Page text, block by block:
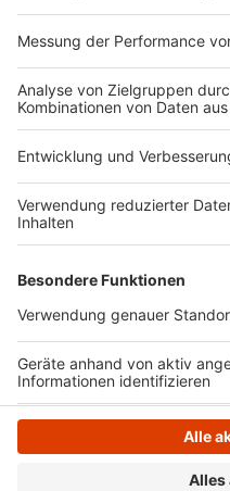
Die Opposition kritisiert
wird. Denn die Kita ist in
unterschiedlich teuer.
Text: José Narciandi
Anzeige
Anzeige